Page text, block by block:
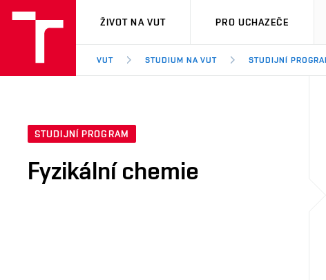
VUT
ŽIVOT NA VUT PRO UCHAZEČE
VUT STUDIUM NA VUT STUDIJNÍ
STUDIJNÍ PROGRAM
Fyzikální chemie